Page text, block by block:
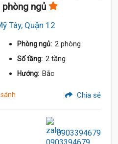
phòng ngủ
Tây, Quận 12
Phòng ngủ: 2 phòng
Số tầng: 2 tầng
Hướng: Bắc
Chia sẻ
0903394679